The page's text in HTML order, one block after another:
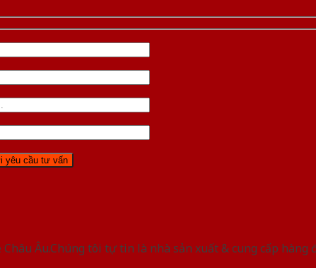
Âu.Chúng tôi tự tin là nhà sản xuất & cung cấp hàng